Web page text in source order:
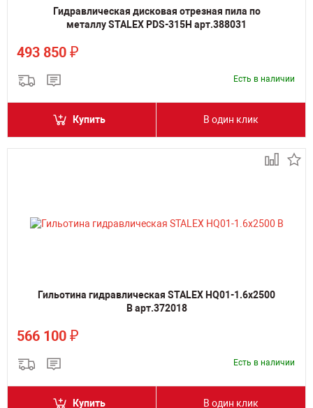
Гидравлическая дисковая отрезная пила по
металлу STALEX PDS-315H арт.388031
493 850 ₽
Есть в наличии
Купить В один клик
Гильотина гидравлическая STALEX HQ01-1.6x2500
B арт.372018
566 100 ₽
Есть в наличии
Купить В один клик